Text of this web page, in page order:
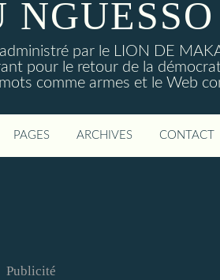
NGUESSO
par le LION DE
pour le retour de la
comme armes et le Web
PAGES ARCHIVES CONTACT
Publicité